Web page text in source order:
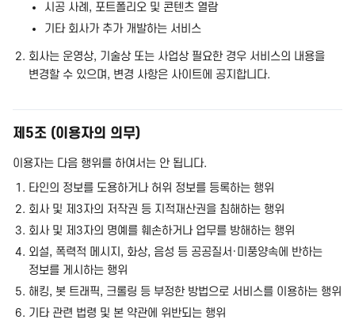
시공 사례, 포트폴리오 및 콘텐츠 열람
기타 회사가 추가 개발하는 서비스
회사는 운영상, 기술상 또는 사업상 필요한 경우 서비스의 내용을
변경할 수 있으며, 변경 사항은 사이트에 공지합니다.
제5조 (이용자의 의무)
이용자는 다음 행위를 하여서는 안 됩니다.
타인의 정보를 도용하거나 허위 정보를 등록하는 행위
회사 및 제3자의 저작권 등 지적재산권을 침해하는 행위
회사 및 제3자의 명예를 훼손하거나 업무를 방해하는 행위
외설, 폭력적 메시지, 화상, 음성 등 공공질서·미풍양속에 반하는
정보를 게시하는 행위
해킹, 봇 트래픽, 크롤링 등 부정한 방법으로 서비스를 이용하는 행위
기타 관련 법령 및 본 약관에 위반되는 행위